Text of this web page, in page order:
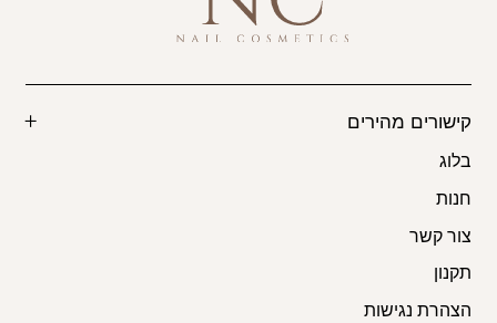
קישורים מהירים
בלוג
חנות
צור קשר
תקנון
הצהרת נגישות